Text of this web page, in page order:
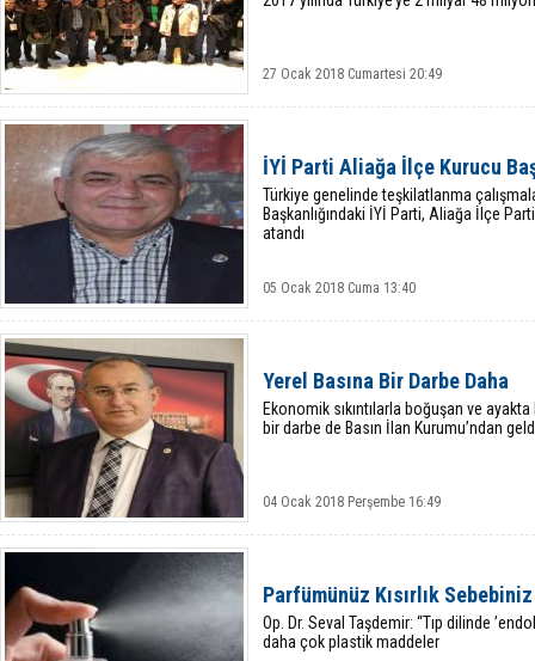
27 Ocak 2018 Cumartesi 20:49
İYİ Parti Aliağa İlçe Kurucu
Türkiye genelinde teşkilatlanma
Başkanlığındaki İYİ Parti, Aliağa İlçe
atandı
05 Ocak 2018 Cuma 13:40
Yerel Basına Bir Darbe Daha
Ekonomik sıkıntılarla boğuşan ve
bir darbe de Basın İlan Kurumu’ndan
04 Ocak 2018 Perşembe 16:49
Parfümünüz Kısırlık
Op. Dr. Seval Taşdemir: “Tıp dilinde
daha çok plastik maddeler